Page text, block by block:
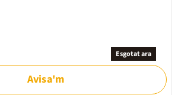
Esgotat ara
Avisa'm